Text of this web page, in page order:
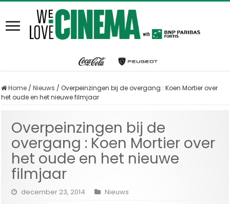
Home / Nieuws / Overpeinzingen bij de overgang : Koen Mortier over
het oude en het nieuwe filmjaar
Overpeinzingen bij de
overgang : Koen Mortier over
het oude en het nieuwe
filmjaar
december 23, 2014
Nieuws